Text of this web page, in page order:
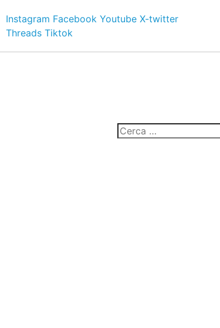
Instagram Facebook Youtube X-twitter
Threads Tiktok